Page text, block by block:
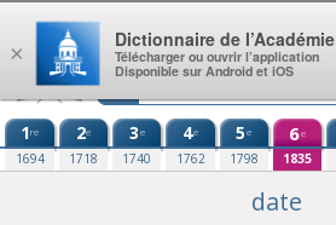
Aller au contenu
1re
1694
2e
1718
3e
1740
4e
1762
5e
1798
6e
1835
date
×
Dictionnaire de l’Académie
Télécharger ou ouvrir l’application
Disponible sur Android et iOS